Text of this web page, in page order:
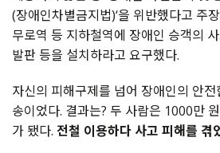
(장애인차별금지법)‘을 위반했다고 주
무로역 등 지하철역에 장애인 승객의
발판 등을 설치하라고 요구했다.
자신의 피해구제를 넘어 장애인의 안
송이었다. 결과는? 두 사람은 1000만
가 됐다. 전철 이용하다 사고 피해를 겪